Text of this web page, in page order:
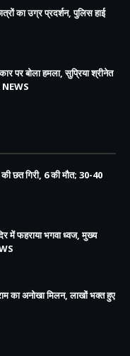
का उग्र प्रदर्शन, पुलिस हाई
पर बोला हमला, सुप्रिया श्रीनेत
NEWS
की छत गिरी, 6 की मौत; 30-40
में फहराया भगवा ध्वज, मुख्य
का अनोखा मिलन, लाखों भक्त हुए